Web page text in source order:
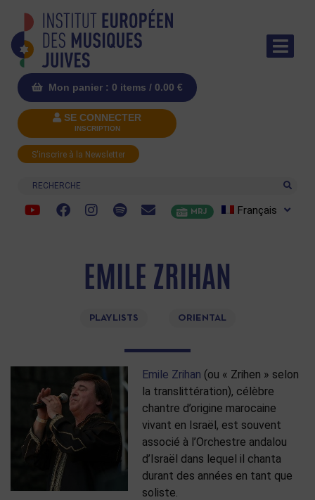
Mon panier : 0 items / 0.00 €
SE CONNECTER
INSCRIPTION
S'inscrire à la Newsletter
Recherche
MRJ Français
EMILE ZRIHAN
PLAYLISTS ORIENTAL
Emile Zrihan (ou « Zrihen » selon
la translittération), célèbre
chantre d’origine marocaine
vivant en Israël, est souvent
associé à l’Orchestre andalou
d’Israël dans lequel il chanta
durant des années en tant que
soliste.